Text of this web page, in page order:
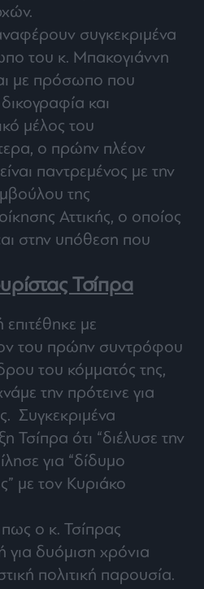
συγκεκριμένα
του κ. Μπακογιάννη
με πρόσωπο που
και
μέλος του
ο πρώην πλέον
παντρεμένος με την
της
Αττικής, ο οποίος
στην υπόθεση που
Τσίπρα
με
του πρώην συντρόφου
του κόμματός της,
την πρότεινε για
Συγκεκριμένα
Τσίπρα ότι “διέλυσε την
για “δίδυμο
με τον Κυριάκο
ο κ. Τσίπρας
για δυόμιση χρόνια
πολιτική παρουσία.